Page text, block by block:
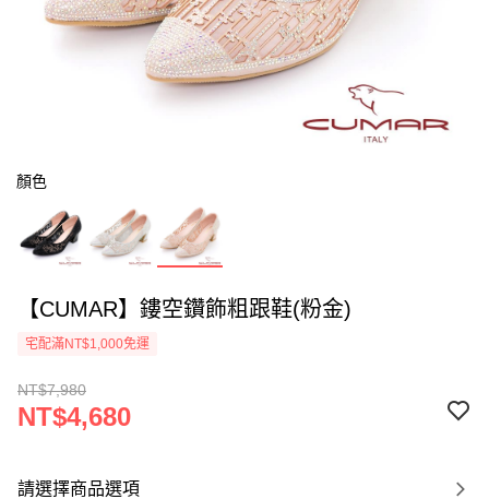
顏色
【CUMAR】鏤空鑽飾粗跟鞋(粉金)
宅配滿NT$1,000免運
NT$7,980
NT$4,680
請選擇商品選項